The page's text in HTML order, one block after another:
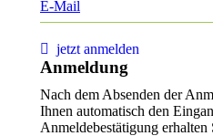
E-Mail
jetzt anmelden
Anmeldung
Nach dem Absenden der
Ihnen automatisch den
Anmeldebestätigung